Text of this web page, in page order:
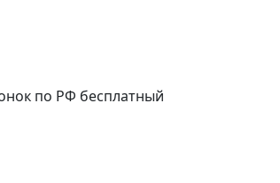
по РФ бесплатный